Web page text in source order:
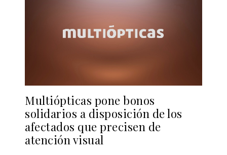
Multiópticas pone bonos
solidarios a disposición de los
afectados que precisen de
atención visual